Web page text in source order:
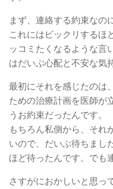
まず、連絡する約束なの
これにはビックリするほ
ッコミたくなるような言
はだいぶ心配と不安な気
最初にそれを感じたのは
ための治療計画を医師が
うお約束だったんです。
もちろん私側から、それ
いので、だいぶ待ちまし
ほど待ったんです。でも
さすがにおかしいと思っ